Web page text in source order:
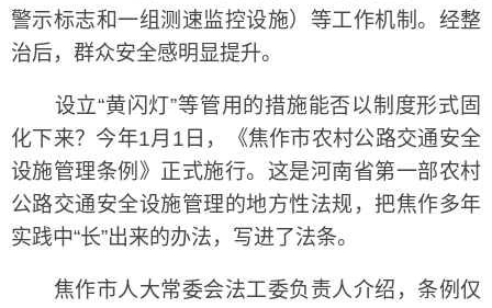
警示标志和一组测速监控设施）等工作机制。经整
治后，群众安全感明显提升。
设立“黄闪灯”等管用的措施能否以制度形式固
化下来？今年1月1日，《焦作市农村公路交通安全
设施管理条例》正式施行。这是河南省第一部农村
公路交通安全设施管理的地方性法规，把焦作多年
实践中“长”出来的办法，写进了法条。
焦作市人大常委会法工委负责人介绍，条例仅